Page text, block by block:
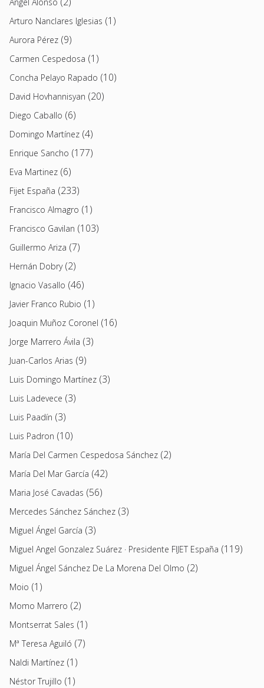
Arturo Nanclares Iglesias (1)
Aurora Pérez (9)
Carmen Cespedosa (1)
Concha Pelayo Rapado (10)
David Hovhannisyan (20)
Diego Caballo (6)
Domingo Martínez (4)
Enrique Sancho (177)
Eva Martinez (6)
Fijet España (233)
Francisco Almagro (1)
Francisco Gavilan (103)
Guillermo Ariza (7)
Hernán Dobry(2)
Ignacio Vasallo (46)
Javier Franco Rubio (1)
Joaquin Muñoz Coronel (16)
Jorge Marrero Ávila (3)
Juan-Carlos Arias (9)
Luis Domingo Martínez (3)
Luis Ladevece (3)
Luis Paadín (3)
Luis Padron (10)
María Del Carmen Cespedosa Sánchez (2)
María Del Mar García (42)
Maria José Cavadas (56)
Mercedes Sánchez Sánchez (3)
Miguel Ángel García (3)
Miguel Angel Gonzalez Suárez · Presidente FIJET España (119)
Miguel Ángel Sánchez De La Morena Del Olmo (2)
Moio (1)
Momo Marrero (2)
Montserrat Sales (1)
Mª Teresa Aguiló (7)
Naldi Martínez (1)
Néstor Trujillo (1)